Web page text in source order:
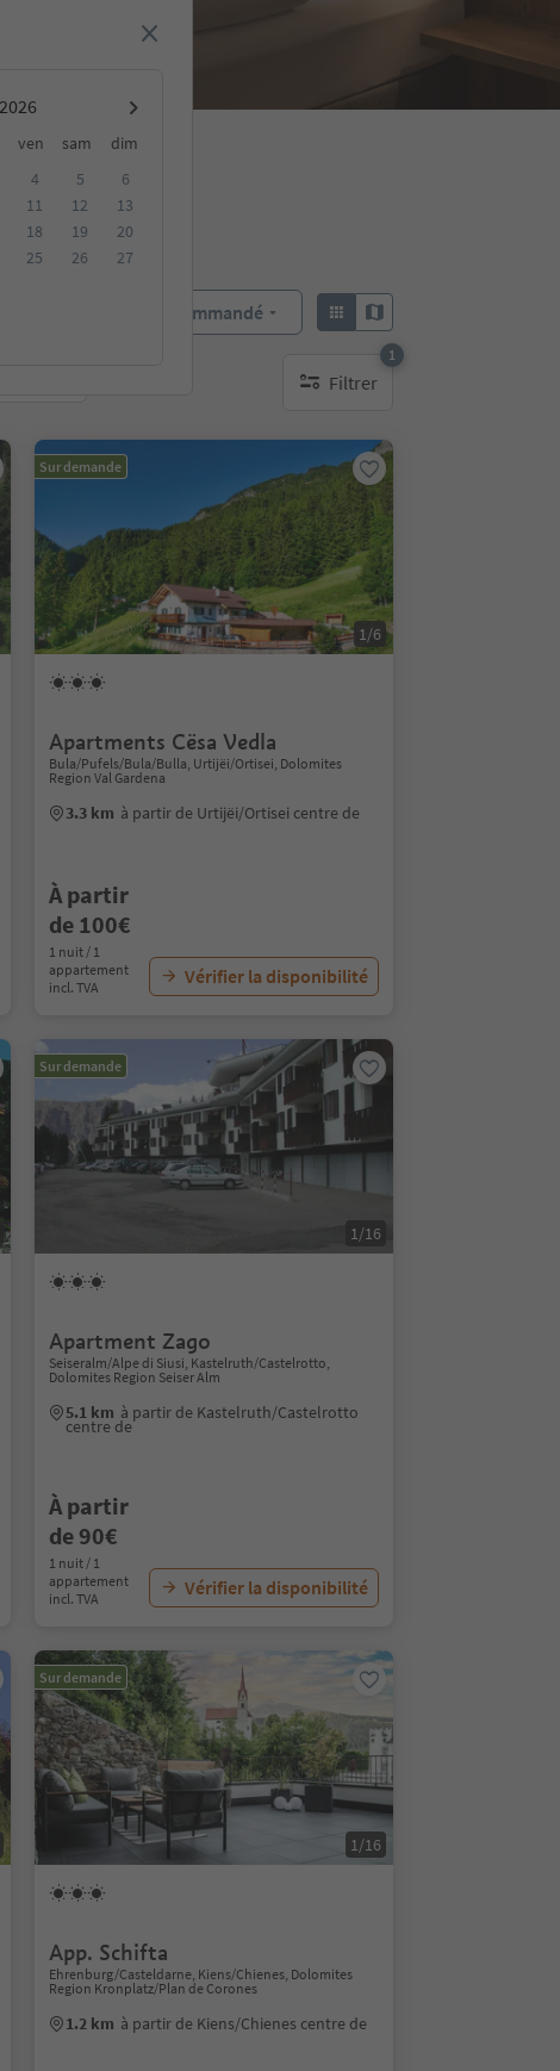
ven sam
dim
4 5
6
11 12
13
18 19
20
25 26
27
Recommandé
Filtrer
1
1 filtre actif
Sur demande
1/6
Apartments Cësa Vedla
Bula/Pufels/Bula/Bulla, Urtijëi/Ortisei, Dolomites
Region Val Gardena
3.3 km à partir de Urtijëi/Ortisei centre de
À partir
de 100€
1 nuit / 1
appartement
incl. TVA
Vérifier la disponibilité
Sur demande
1/16
Apartment Zago
Seiseralm/Alpe di Siusi, Kastelruth/Castelrotto,
Dolomites Region Seiser Alm
5.1 km à partir de Kastelruth/Castelrotto
centre de
À partir
de 90€
1 nuit / 1
appartement
incl. TVA
Vérifier la disponibilité
Sur demande
1/16
App. Schifta
Ehrenburg/Casteldarne, Kiens/Chienes, Dolomites
Region Kronplatz/Plan de Corones
1.2 km à partir de Kiens/Chienes centre de